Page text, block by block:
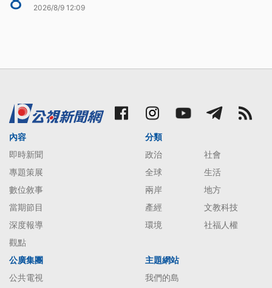
2026/8/9 12:09
內容
即時新聞
專題策展
數位敘事
當期節目
深度報導
觀點
分類
政治
社會
全球
生活
兩岸
地方
產經
文教科技
環境
社福人權
公廣集團
公共電視
主題網站
我們的島